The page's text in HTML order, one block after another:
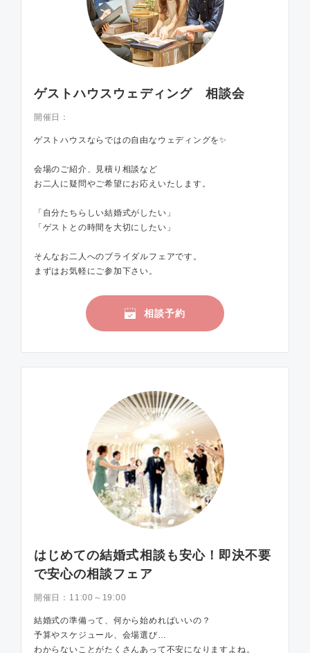
ゲストハウスウェディング 相談会
開催日：
ゲストハウスならではの自由なウェディングを✨
会場のご紹介、見積り相談など
お二人に疑問やご希望にお応えいたします。
「自分たちらしい結婚式がしたい」
「ゲストとの時間を大切にしたい」
そんなお二人へのブライダルフェアです。
まずはお気軽にご参加下さい。
相談予約
はじめての結婚式相談も安心！即決不要
で安心の相談フェア
開催日： 11:00～19:00
結婚式の準備って、何から始めればいいの？
予算やスケジュール、会場選び…
わからないことがたくさんあって不安になりますよね。